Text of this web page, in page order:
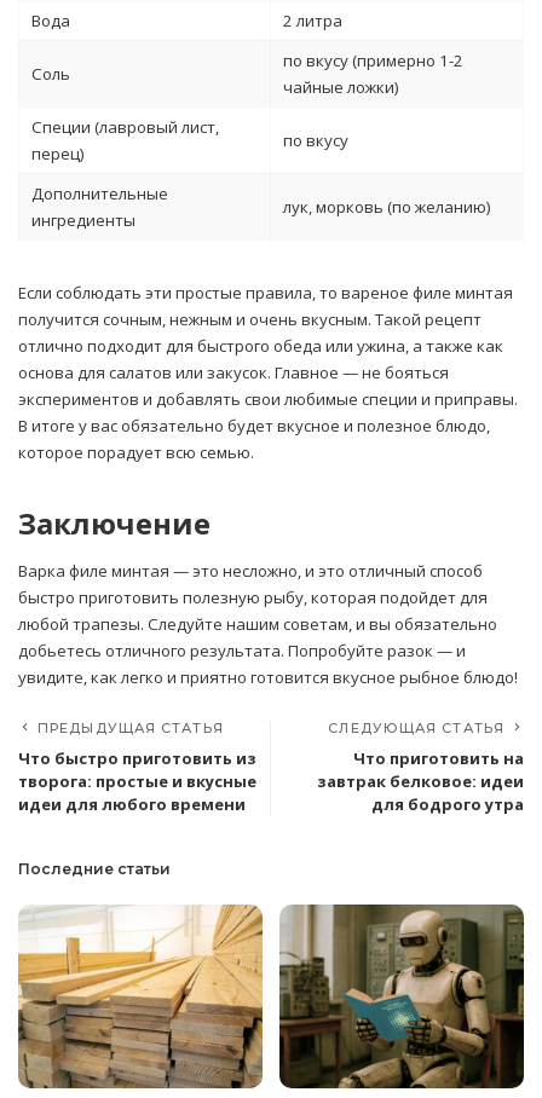
Вода
2 литра
Соль
по вкусу (примерно 1-2
чайные ложки)
Специи (лавровый лист,
перец)
по вкусу
Дополнительные
ингредиенты
лук, морковь (по желанию)
Если соблюдать эти простые правила, то вареное филе минтая
получится сочным, нежным и очень вкусным. Такой рецепт
отлично подходит для быстрого обеда или ужина, а также как
основа для салатов или закусок. Главное — не бояться
экспериментов и добавлять свои любимые специи и приправы.
В итоге у вас обязательно будет вкусное и полезное блюдо,
которое порадует всю семью.
Заключение
Варка филе минтая — это несложно, и это отличный способ
быстро приготовить полезную рыбу, которая подойдет для
любой трапезы. Следуйте нашим советам, и вы обязательно
добьетесь отличного результата. Попробуйте разок — и
увидите, как легко и приятно готовится вкусное рыбное блюдо!
ПРЕДЫДУЩАЯ СТАТЬЯ
Что быстро приготовить из
творога: простые и вкусные
идеи для любого времени
СЛЕДУЮЩАЯ СТАТЬЯ
Что приготовить на
завтрак белковое: идеи
для бодрого утра
Последние статьи